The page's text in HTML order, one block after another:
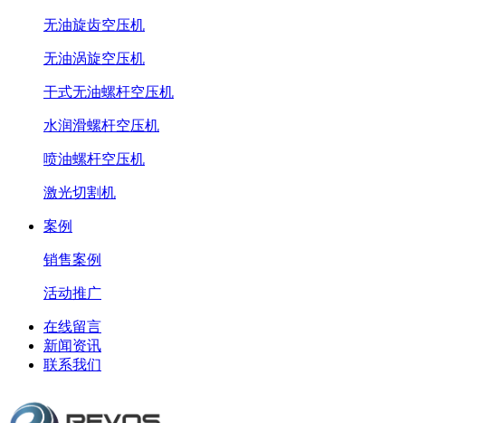
无油旋齿空压机
无油涡旋空压机
干式无油螺杆空压机
水润滑螺杆空压机
喷油螺杆空压机
激光切割机
案例
销售案例
活动推广
在线留言
新闻资讯
联系我们